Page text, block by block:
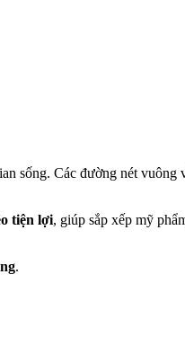
sống. Các đường nét
tiện lợi, giúp sắp xếp mỹ
.